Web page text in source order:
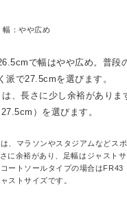
幅：やや広め
で幅はやや広め。普段
派で27.5cmを選びます。
、長さに少し余裕がありま
）を選びます。
、マラソンやスタジアムなどス
に余裕があり、足幅はジャスト
ートソールタイプの場合はFR43
ストサイズです。